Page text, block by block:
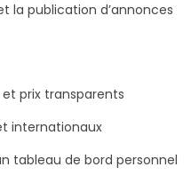
la publication d’annonces
prix transparents
internationaux
tableau de bord personnel